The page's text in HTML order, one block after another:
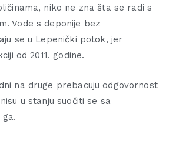
niko ne zna šta se radi s
Vode s deponije bez
se u Lepenički potok, jer
od 2011. godine.
na druge prebacuju odgovornost
u stanju suočiti se sa